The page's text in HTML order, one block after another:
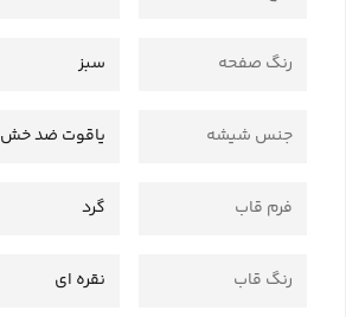
رنگ صفحه سبز
جنس شیشه یاقوت ضد خش
فرم قاب گرد
رنگ قاب نقره ای